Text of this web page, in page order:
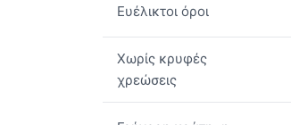
Ευέλικτοι όροι
Χωρίς κρυφές
χρεώσεις